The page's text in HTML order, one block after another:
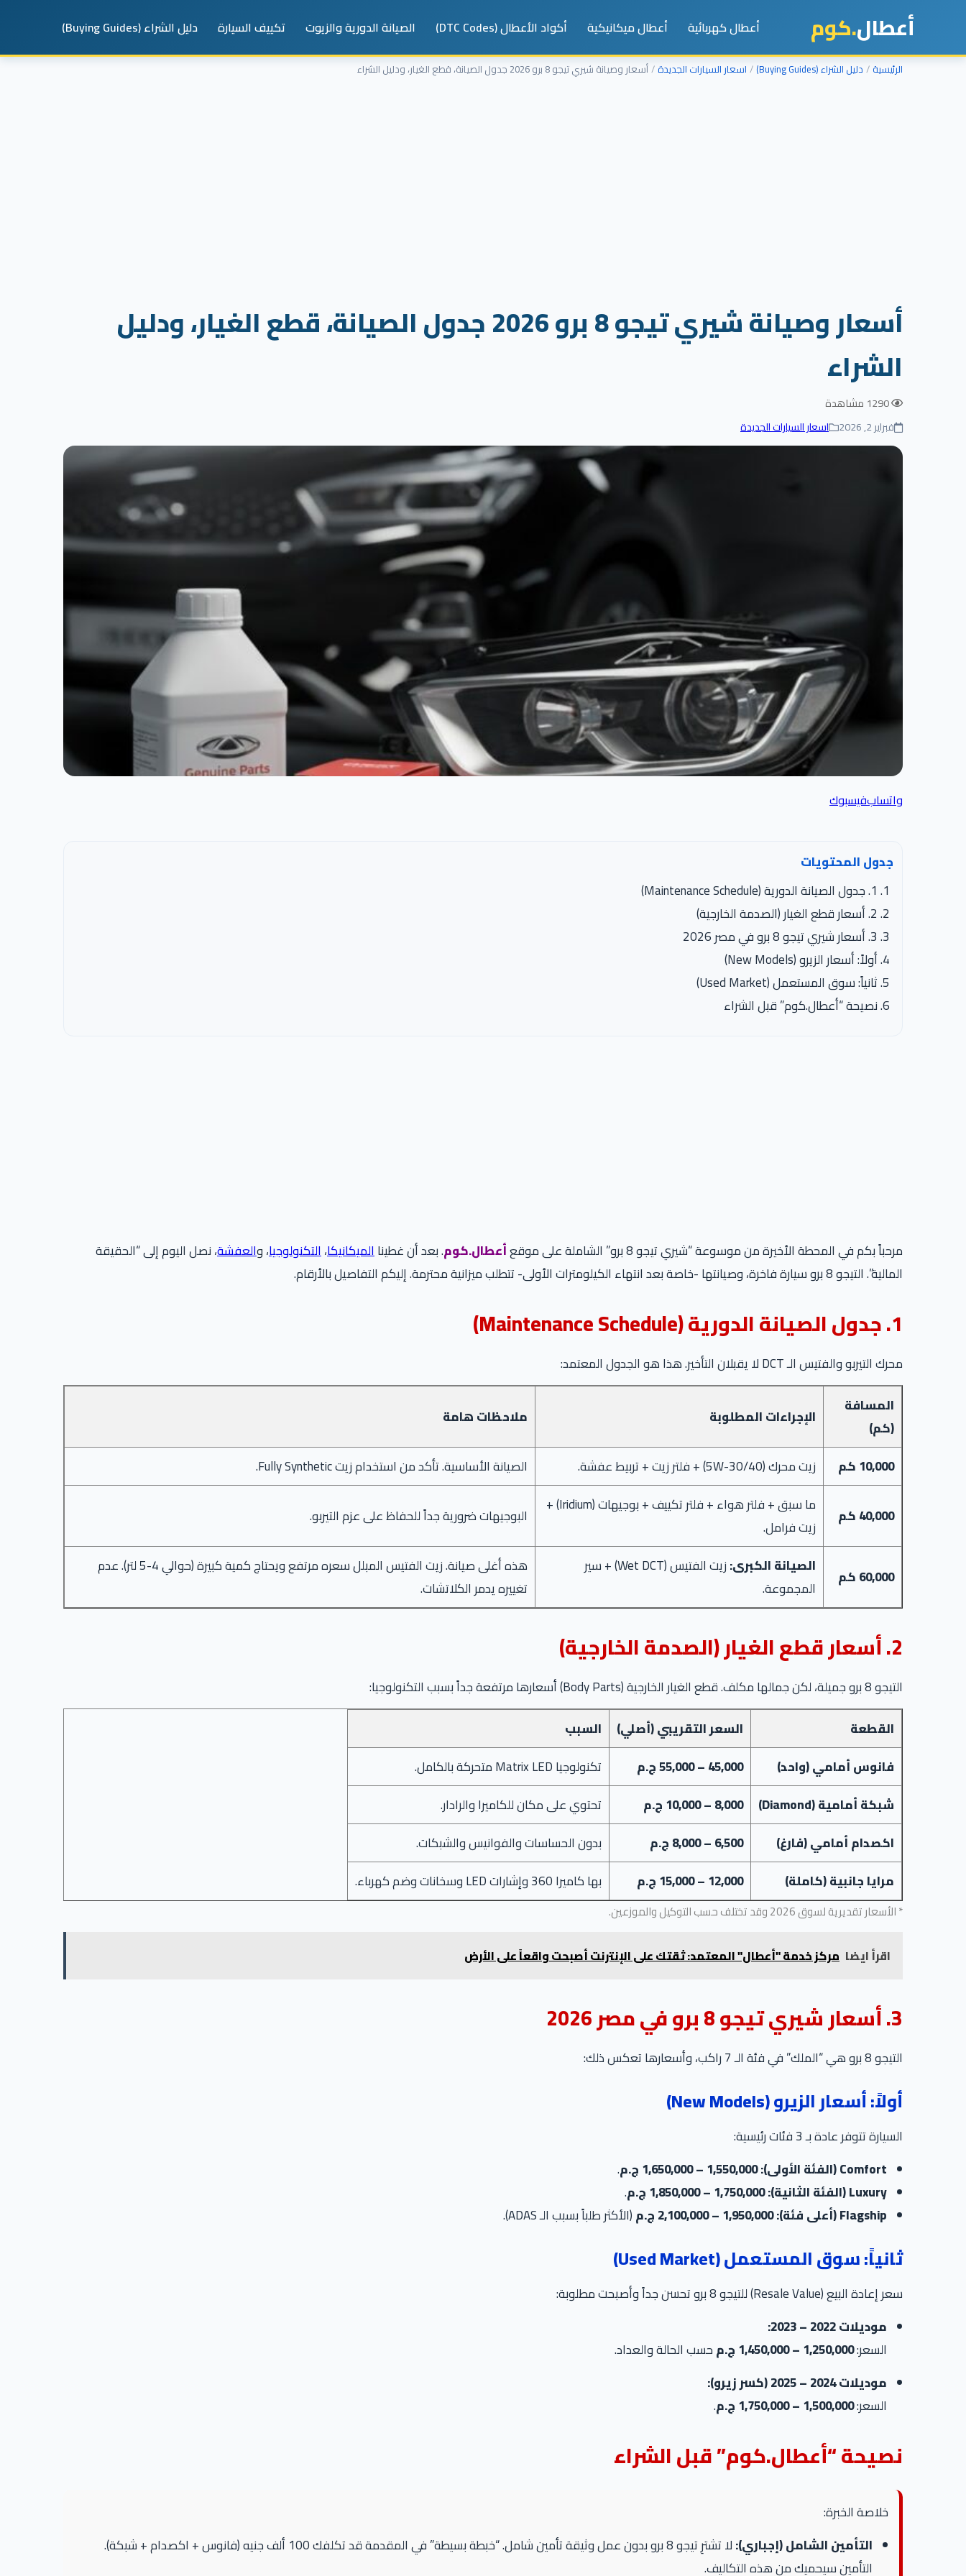
أعطال.كوم أعطال كهربائية أعطال ميكانيكية أكواد الأعطال (DTC Codes) الصيانة الدورية والزيوت تكييف السيارة دليل الشراء (Buying Guides)
الرئيسية دليل الشراء (Buying Guides) اسعار السيارات الجديدة أسعار وصيانة شيري تيجو 8 برو 2026 جدول الصيانة، قطع الغيار، ودليل الشراء
أسعار وصيانة شيري تيجو 8 برو 2026 جدول الصيانة، قطع الغيار، ودليل
الشراء
فبراير 2, 2026 اسعار السيارات الجديدة
واتسابفيسبوك
جدول المحتويات
1. جدول الصيانة الدورية (Maintenance Schedule)
2. أسعار قطع الغيار (الصدمة الخارجية)
3. أسعار شيري تيجو 8 برو في مصر 2026
أولاً: أسعار الزيرو (New Models)
ثانياً: سوق المستعمل (Used Market)
نصيحة “أعطال.كوم” قبل الشراء
مرحباً بكم في المحطة الأخيرة من موسوعة “شيري تيجو 8 برو” الشاملة على موقع أعطال.كوم. بعد أن غطيناالميكانيكا،التكنولوجيا، والعفشة، نصل اليوم إلى “الحقيقة
المالية”. التيجو 8 برو سيارة فاخرة، وصيانتها -خاصة بعد انتهاء الكيلومترات الأولى- تتطلب ميزانية محترمة. إليكم التفاصيل بالأرقام.
1. جدول الصيانة الدورية (Maintenance Schedule)
محرك التيربو والفتيس الـ DCT لا يقبلان التأخير. هذا هو الجدول المعتمد:
المسافة
(كم)
الإجراءات المطلوبة ملاحظات هامة
10,000 كم زيت محرك (5W-30/40) + فلتر زيت + تربيط عفشة. الصيانة الأساسية. تأكد من استخدام زيت Fully Synthetic.
40,000 كم
ما سبق + فلتر هواء + فلتر تكييف + بوجيهات (Iridium) +
زيت فرامل.
البوجيهات ضرورية جداً للحفاظ على عزم التيربو.
60,000 كم الصيانة الكبرى:
زيت الفتيس (Wet DCT) + سير
المجموعة.
هذه أغلى صيانة. زيت الفتيس المبلل سعره مرتفع ويحتاج كمية كبيرة (حوالي 4-5 لتر). عدم
تغييره يدمر الكلاتشات.
2. أسعار قطع الغيار (الصدمة الخارجية)
التيجو 8 برو جميلة، لكن جمالها مكلف. قطع الغيار الخارجية (Body Parts) أسعارها مرتفعة جداً بسبب التكنولوجيا:
القطعة
السعر التقريبي (أصلي)
السبب
فانوس أمامي (واحد)
45,000 – 55,000 ج.م
تكنولوجيا Matrix LED متحركة بالكامل.
شبكة أمامية (Diamond)
8,000 – 10,000 ج.م
تحتوي على مكان للكاميرا والرادار.
اكصدام أمامي (فارغ)
6,500 – 8,000 ج.م
بدون الحساسات والفوانيس والشبكات.
مرايا جانبية (كاملة)
12,000 – 15,000 ج.م بها كاميرا 360 وإشارات LED وسخانات وضم كهرباء.
* الأسعار تقديرية لسوق 2026 وقد تختلف حسب التوكيل والموزعين.
اقرأ ايضا مركز خدمة "أعطال" المعتمد: ثقتك على الإنترنت أصبحت واقعاً على الأرض
3. أسعار شيري تيجو 8 برو في مصر 2026
التيجو 8 برو هي “الملك” في فئة الـ 7 راكب، وأسعارها تعكس ذلك:
أولاً: أسعار الزيرو (New Models)
السيارة تتوفر عادة بـ 3 فئات رئيسية:
Comfort (الفئة الأولى):
1,550,000 – 1,650,000 ج.م
.
Luxury (الفئة الثانية):
1,750,000 – 1,850,000 ج.م
.
Flagship (أعلى فئة):
1,950,000 – 2,100,000 ج.م (الأكثر طلباً بسبب الـ ADAS).
ثانياً: سوق المستعمل (Used Market)
سعر إعادة البيع (Resale Value) للتيجو 8 برو تحسن جداً وأصبحت مطلوبة:
موديلات 2022 – 2023:
السعر:1,250,000 – 1,450,000 ج.م
حسب الحالة والعداد.
موديلات 2024 – 2025 (كسر زيرو):
السعر:1,500,000 – 1,750,000 ج.م .
نصيحة “أعطال.كوم” قبل الشراء
خلاصة الخبرة:
التأمين الشامل (إجباري):
لا تشترِ تيجو 8 برو بدون عمل وثيقة تأمين شامل. “خبطة بسيطة” في المقدمة قد تكلفك 100 ألف جنيه (فانوس + اكصدام + شبكة).
التأمين سيحميك من هذه التكاليف.